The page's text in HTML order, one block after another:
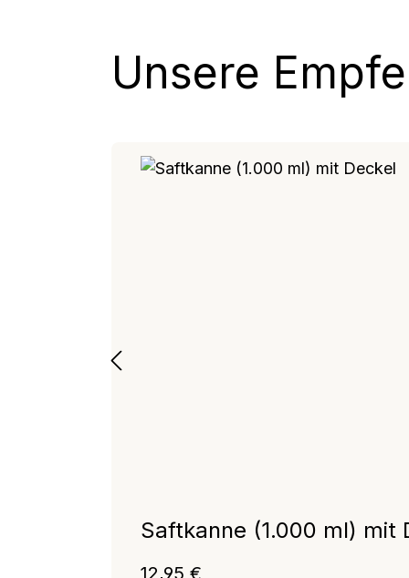
Produktgalerie überspringen
Unsere
Saftkanne (1.000 ml) mit
Regulärer Preis:
12,95 €